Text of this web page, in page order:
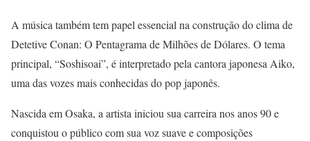
A música também tem papel essencial na construção do clima de
Detetive Conan: O Pentagrama de Milhões de Dólares. O tema
principal, “Soshisoai”, é interpretado pela cantora japonesa Aiko,
uma das vozes mais conhecidas do pop japonês.
Nascida em Osaka, a artista iniciou sua carreira nos anos 90 e
conquistou o público com sua voz suave e composições